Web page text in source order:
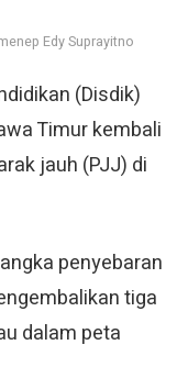
Edy Suprayitno
(Disdik)
Timur kembali
jauh (PJJ) di
penyebaran
tiga
dalam peta